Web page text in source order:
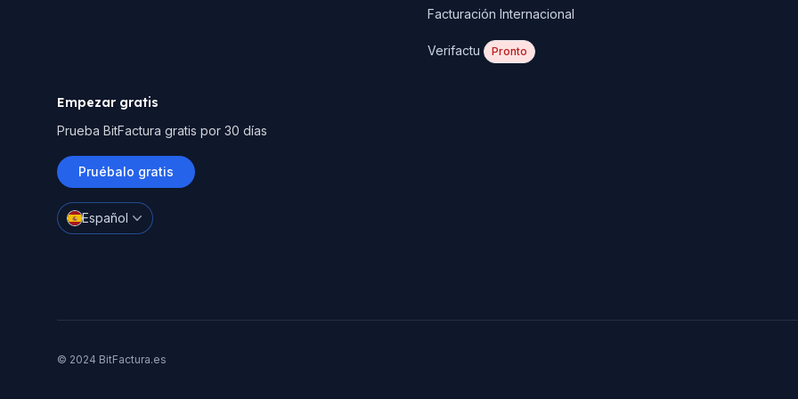
Facturación Internacional
Verifactu Pronto
Empezar gratis
Prueba BitFactura gratis por 30 días
Pruébalo gratis
Español
© 2024 BitFactura.es